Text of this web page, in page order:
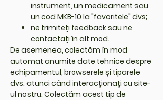
instrument, un medicament sau
un cod MKB-10 la "favoritele" dvs;
ne trimiteți feedback sau ne
contactați în alt mod.
De asemenea, colectăm în mod
automat anumite date tehnice despre
echipamentul, browserele și tiparele
dvs. atunci când interacționați cu site-
ul nostru. Colectăm acest tip de